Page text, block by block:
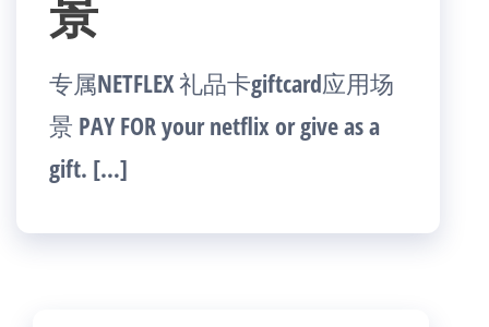
景
专属NETFLEX 礼品卡giftcard应用场
景 PAY FOR your netflix or give as a
gift. […]